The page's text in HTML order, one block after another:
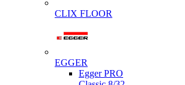
CLIX FLOOR
EGGER
Egger PRO